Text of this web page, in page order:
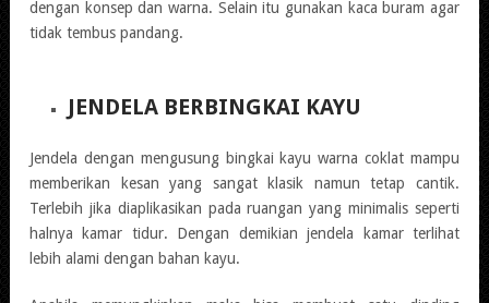
dengan konsep dan warna. Selain itu gunakan kaca buram agar
tidak tembus pandang.
JENDELA BERBINGKAI KAYU
Jendela dengan mengusung bingkai kayu warna coklat mampu
memberikan kesan yang sangat klasik namun tetap cantik.
Terlebih jika diaplikasikan pada ruangan yang minimalis seperti
halnya kamar tidur. Dengan demikian jendela kamar terlihat
lebih alami dengan bahan kayu.